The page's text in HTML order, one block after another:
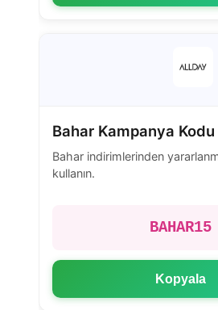
Bahar Kampanya Kodu
Bahar indirimlerinden
kullanın.
BAHAR15
Kopyala